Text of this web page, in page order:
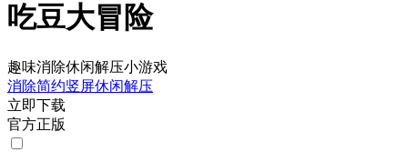
吃豆大冒险
趣味消除休闲解压小游戏
消除简约竖屏休闲解压
立即下载
官方正版